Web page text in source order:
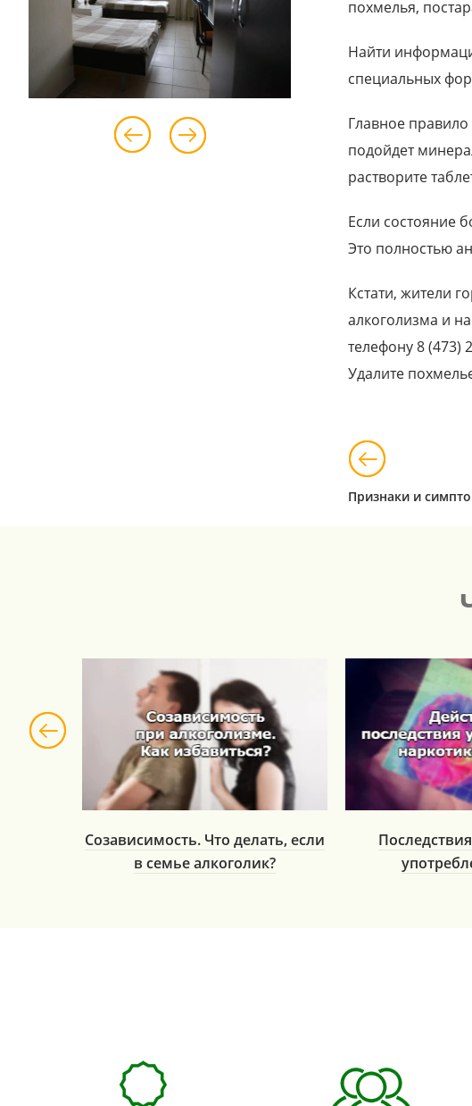
похмелья,
Найти
специальных
Главное
подойдет
растворите
Если состояние
Это полностью
Кстати, жители
алкоголизма и
телефону 8 (473)
Удалите
Признаки и
Созависимость. Что делать, если
в семье алкоголик?